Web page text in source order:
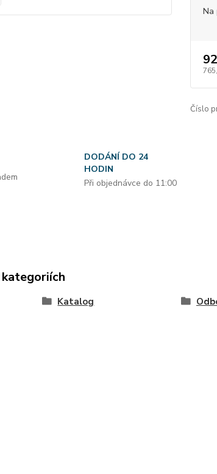
Na
Číslo
DODÁNÍ DO 24
HODIN
Při objednávce do 11:00
Katalog